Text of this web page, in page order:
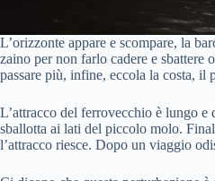
L’orizzonte appare e scompare, la
zaino per non farlo cadere e sbattere
passare più, infine, eccola la costa,
L’attracco del ferrovecchio è lungo
sballotta ai lati del piccolo molo.
l’attracco riesce. Dopo un viaggio